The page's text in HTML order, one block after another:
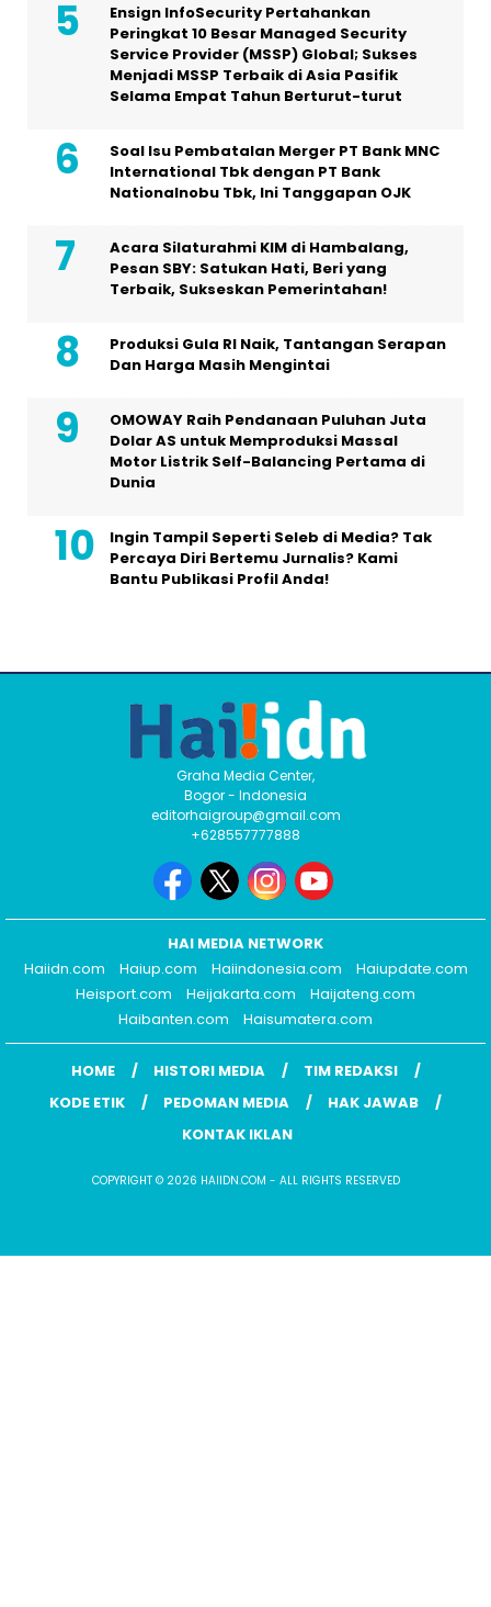
Ensign InfoSecurity Pertahankan
Peringkat 10 Besar Managed Security
Service Provider (MSSP) Global; Sukses
Menjadi MSSP Terbaik di Asia Pasifik
Selama Empat Tahun Berturut-turut
Soal Isu Pembatalan Merger PT Bank MNC
International Tbk dengan PT Bank
Nationalnobu Tbk, Ini Tanggapan OJK
Acara Silaturahmi KIM di Hambalang,
Pesan SBY: Satukan Hati, Beri yang
Terbaik, Sukseskan Pemerintahan!
Produksi Gula RI Naik, Tantangan Serapan
Dan Harga Masih Mengintai
OMOWAY Raih Pendanaan Puluhan Juta
Dolar AS untuk Memproduksi Massal
Motor Listrik Self-Balancing Pertama di
Dunia
Ingin Tampil Seperti Seleb di Media? Tak
Percaya Diri Bertemu Jurnalis? Kami
Bantu Publikasi Profil Anda!
Graha Media Center,
Bogor - Indonesia
editorhaigroup@gmail.com
+628557777888
HAI MEDIA NETWORK
Haiidn.com
Haiup.com Haiindonesia.com
Haiupdate.com
Heisport.com
Heijakarta.com
Haijateng.com
Haibanten.com
Haisumatera.com
HOME HISTORI MEDIA
TIM REDAKSI
KODE ETIK
PEDOMAN MEDIA
HAK JAWAB
KONTAK IKLAN
COPYRIGHT © 2026 HAIIDN.COM - ALL RIGHTS RESERVED